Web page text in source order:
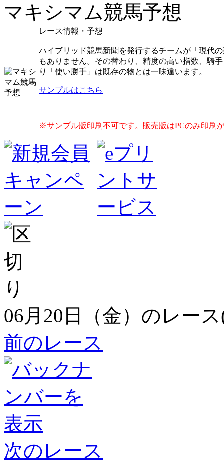
マキシマム競馬予想
レース情報・予想
ハイブリッド競馬新聞を発行するチームが「現代
もありません。その替わり、精度の高い指数、騎
り「使い勝手」は既存の物とは一味違います。
サンプルはこちら
※サンプル版印刷不可です。販売版はPCのみ印刷
06月20日（金）のレー
前のレース
次のレース